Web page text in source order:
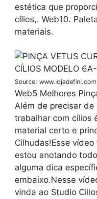
estética que
cílios,. Web10.
materiais.
Source:
Web5 Melhores
Além de precisar
trabalhar com cílios
material certo e
Cilhudas!Esse
estou anotando
alguma dica
embaixo.Nesse
vinda ao Studio